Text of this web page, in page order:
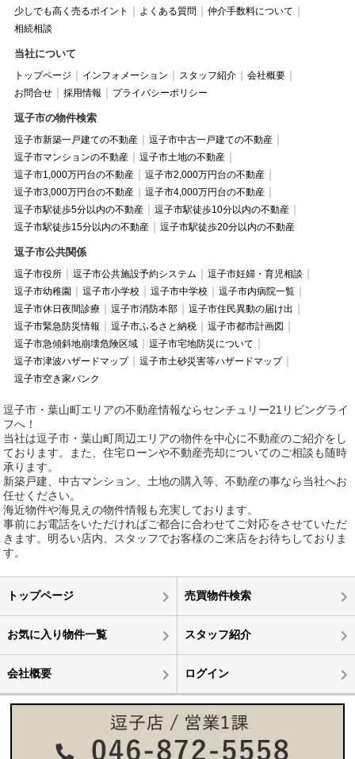
少しでも高く売るポイント
よくある質問
仲介手数料について
相続相談
当社について
トップページ インフォメーション スタッフ紹介
会社概要
お問合せ
採用情報 プライバシーポリシー
逗子市の物件検索
逗子市新築一戸建ての不動産
逗子市中古一戸建ての不動産
逗子市マンションの不動産
逗子市土地の不動産
逗子市1,000万円台の不動産
逗子市2,000万円台の不動産
逗子市3,000万円台の不動産
逗子市4,000万円台の不動産
逗子市駅徒歩5分以内の不動産
逗子市駅徒歩10分以内の不動産
逗子市駅徒歩15分以内の不動産
逗子市駅徒歩20分以内の不動産
逗子市公共関係
逗子市役所 逗子市公共施設予約システム
逗子市妊婦・育児相談
逗子市幼稚園
逗子市小学校 逗子市中学校
逗子市内病院一覧
逗子市休日夜間診療
逗子市消防本部
逗子市住民異動の届け出
逗子市緊急防災情報
逗子市ふるさと納税
逗子市都市計画図
逗子市急傾斜地崩壊危険区域
逗子市宅地防災について
逗子市津波ハザードマップ
逗子市土砂災害等ハザードマップ
逗子市空き家バンク
逗子市・葉山町エリアの不動産情報ならセンチュリー21リビングライ
フへ！
当社は逗子市・葉山町周辺エリアの物件を中心に不動産のご紹介をし
ております。また、住宅ローンや不動産売却についてのご相談も随時
承ります。
新築戸建、中古マンション、土地の購入等、不動産の事なら当社へお
任せください。
海近物件や海見えの物件情報も充実しております。
事前にお電話をいただければご都合に合わせてご対応をさせていただ
きます。明るい店内、スタッフでお客様のご来店をお待ちしておりま
す。
トップページ 売買物件検索
お気に入り物件一覧 スタッフ紹介
会社概要 ログイン